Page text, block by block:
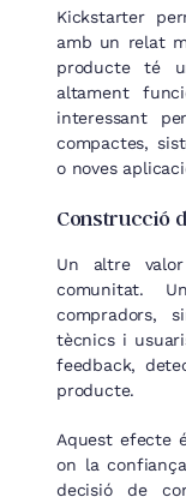
Kickstarter
amb un relat
producte té
altament
interessant
compactes,
o noves
Construcció
Un altre
comunitat.
compradors,
tècnics i
feedback,
producte.
Aquest efecte
on la
decisió de